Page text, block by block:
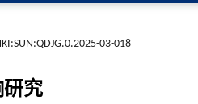
03-018
研究